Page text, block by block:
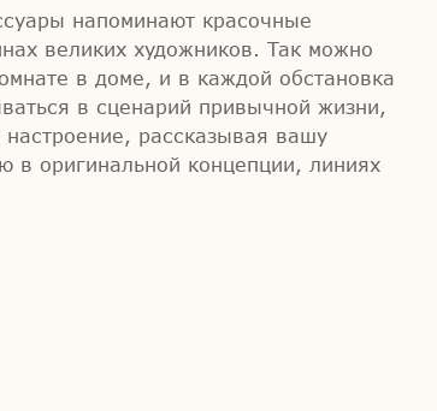
напоминают красочные
великих художников. Так можно
в доме, и в каждой обстановка
в сценарий привычной жизни,
рассказывая вашу
в оригинальной концепции, линиях